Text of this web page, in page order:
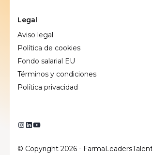
Legal
Aviso legal
Política de cookies
Fondo salarial EU
Términos y condiciones
Política privacidad
© Copyright 2026 -